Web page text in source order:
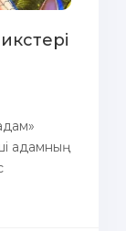
адамның